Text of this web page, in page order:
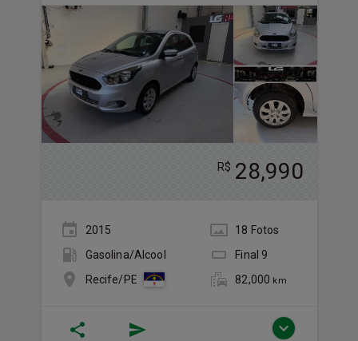
R$ 28,990
2015 18 Fotos
Gasolina/Álcool
Final 9
Recife/PE
82,000 km